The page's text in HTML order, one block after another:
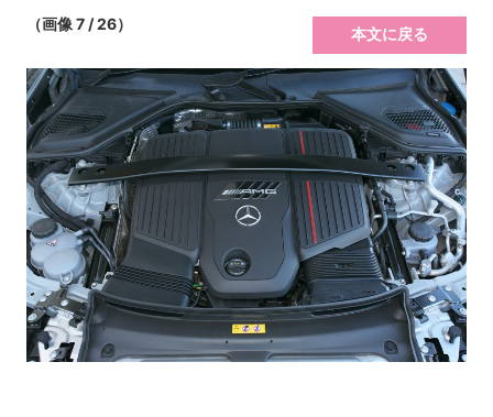
（画像 7 / 26）
本文に戻る